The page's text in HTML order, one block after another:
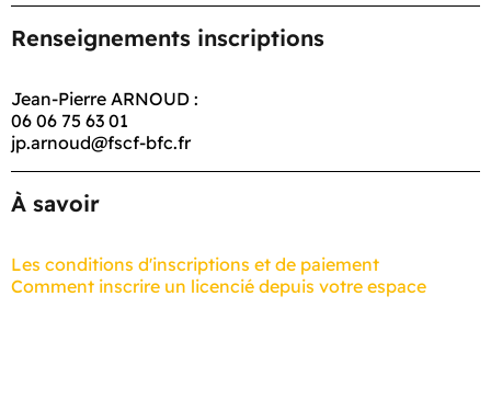
Renseignements inscriptions
Jean-Pierre ARNOUD :
06 06 75 63 01
jp.arnoud@fscf-bfc.fr
À savoir
Les conditions d'inscriptions et de paiement
Comment inscrire un licencié depuis votre espace